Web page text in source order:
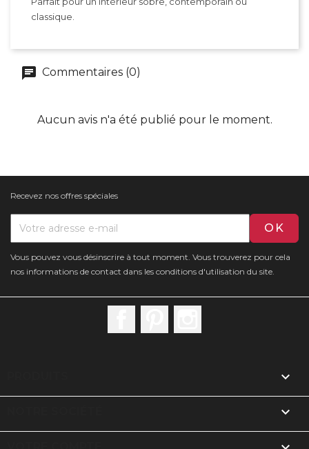
classique.
Commentaires (0)
Aucun avis n'a été publié pour le moment.
Recevez nos offres spéciales
Vous pouvez vous désinscrire à tout moment. Vous trouverez pour cela
nos informations de contact dans les conditions d'utilisation du site.

